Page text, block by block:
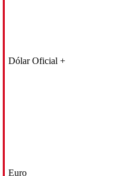
Dólar Oficial +
Euro